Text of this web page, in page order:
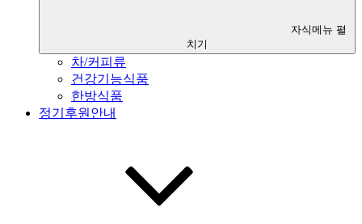
자식메뉴 펼
치기
차/커피류
건강기능식품
한방식품
정기후원안내